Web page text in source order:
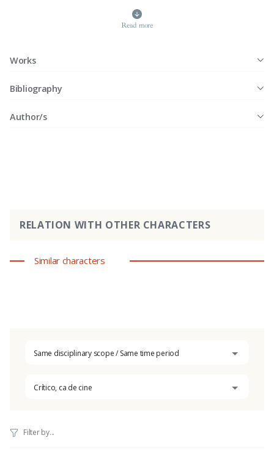
Read more
Works
Bibliography
Author/s
RELATION WITH OTHER CHARACTERS
Similar characters
Same disciplinary scope / Same time period
Crítico, ca de cine